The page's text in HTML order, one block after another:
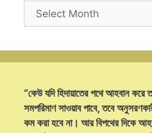
Archives
“কেউ যদি হিদায়াতের পথে আহবান করে
সমপরিমাণ সাওয়াব পাবে, তবে
কম করা হবে না। আর বিপথের দিকে